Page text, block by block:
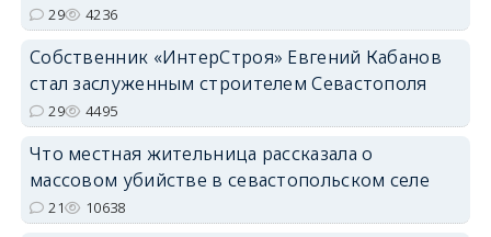
29 4236
Собственник «ИнтерСтроя» Евгений Кабанов
стал заслуженным строителем Севастополя
29 4495
Что местная жительница рассказала о
массовом убийстве в севастопольском селе
21 10638